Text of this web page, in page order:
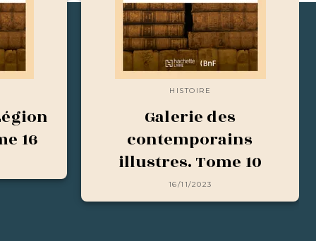
16
HISTOIRE
Galerie des
contemporains
illustres. Tome 10
16/11/2023